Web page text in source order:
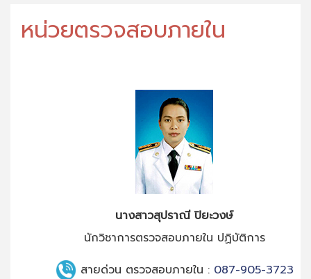
หน่วยตรวจสอบภายใน
นางสาวสุปราณี ปิยะวงษ์
นักวิชาการตรวจสอบภายใน ปฏิบัติการ
สายด่วน ตรวจสอบภายใน : 087-905-3723